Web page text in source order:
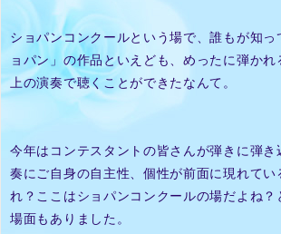
ショパンコンクールという場で、誰もが知っ
ョパン」の作品といえども、めったに弾か
上の演奏で聴くことができたなんて。
今年はコンテスタントの皆さんが弾きに弾
奏にご自身の自主性、個性が前面に現れてい
れ？ここはショパンコンクールの場だよね？
場面もありました。